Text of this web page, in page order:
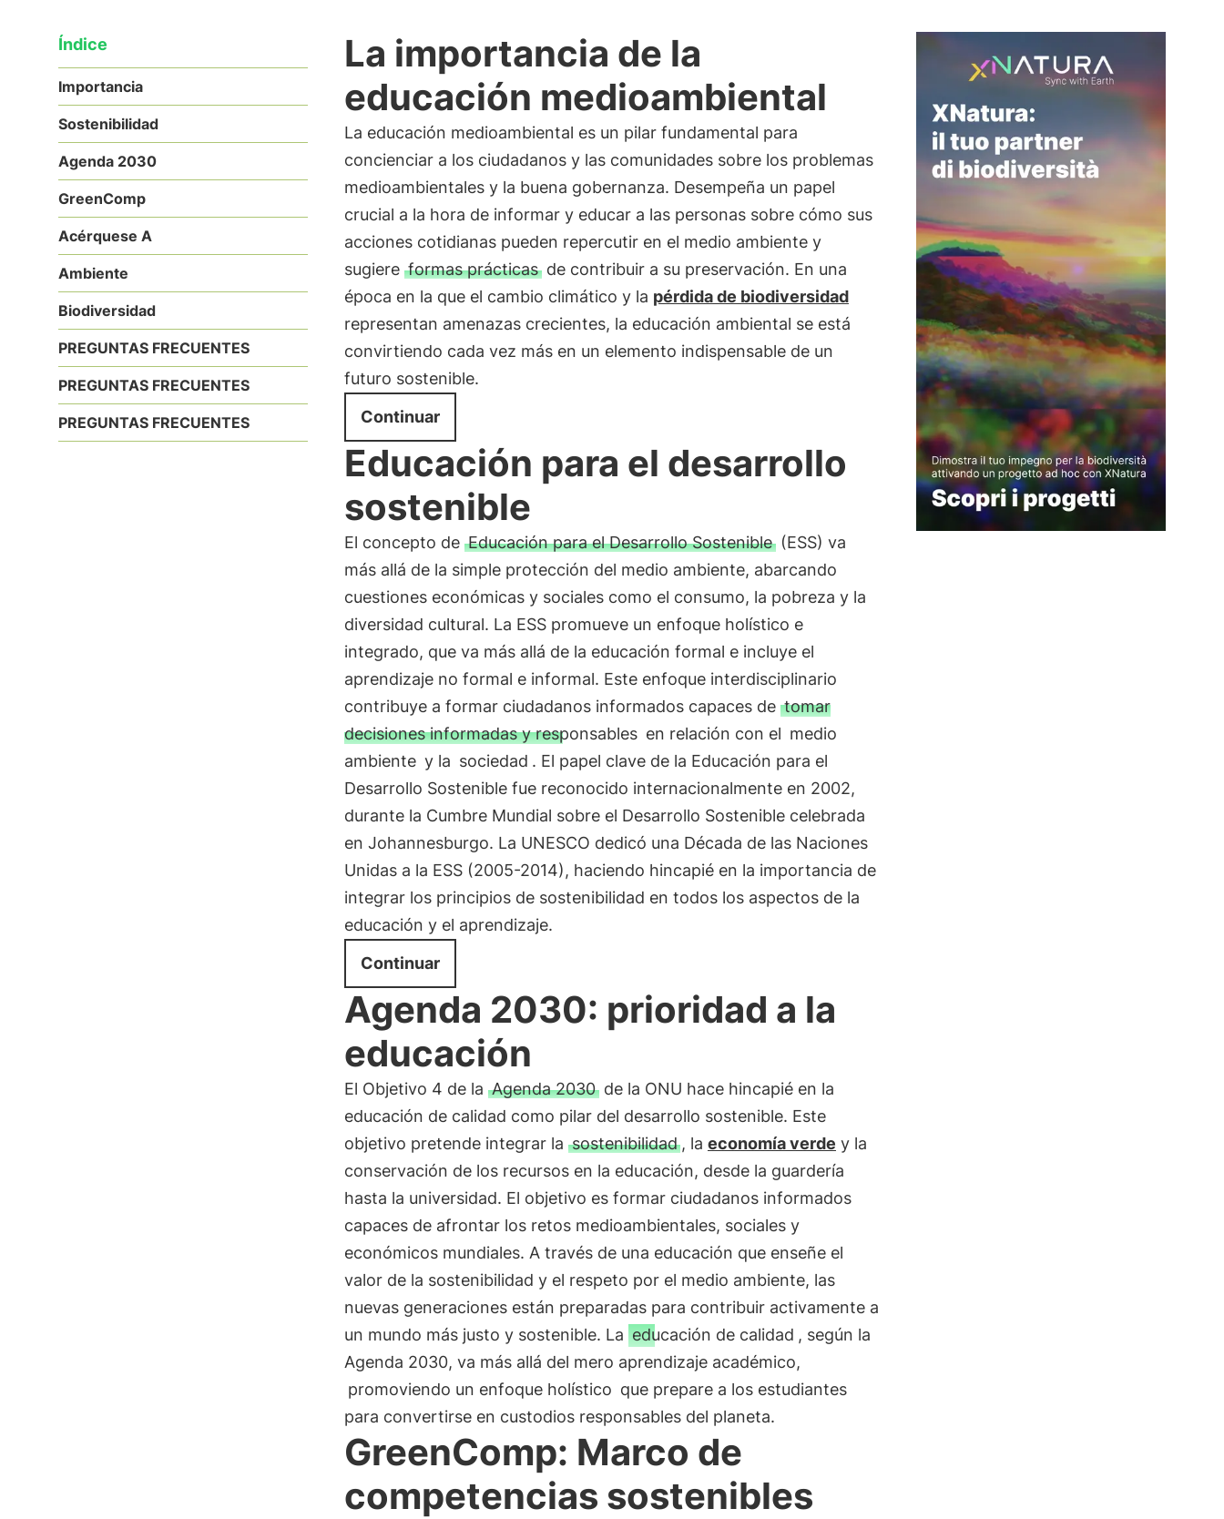
Índice
Importancia
Sostenibilidad
Agenda 2030
GreenComp
Acérquese A
Ambiente
Biodiversidad
PREGUNTAS FRECUENTES
PREGUNTAS FRECUENTES
PREGUNTAS FRECUENTES
La importancia de la
educación medioambiental
La educación medioambiental es un pilar fundamental para
concienciar a los ciudadanos y las comunidades sobre los problemas
medioambientales y la buena gobernanza. Desempeña un papel
crucial a la hora de informar y educar a las personas sobre cómo sus
acciones cotidianas pueden repercutir en el medio ambiente y
sugiere formas prácticasde contribuir a su preservación. En una
época en la que el cambio climático y la pérdida de biodiversidad
representan amenazas crecientes, la educación ambiental se está
convirtiendo cada vez más en un elemento indispensable de un
futuro sostenible.
Continuar
Educación para el desarrollo
sostenible
El concepto de Educación para el Desarrollo Sostenible(ESS) va
más allá de la simple protección del medio ambiente, abarcando
cuestiones económicas y sociales como el consumo, la pobreza y la
diversidad cultural. La ESS promueve un enfoque holístico e
integrado, que va más allá de la educación formal e incluye el
aprendizaje no formal e informal. Este enfoque interdisciplinario
contribuye a formar ciudadanos informados capaces de tomar
decisiones informadas y responsables en relación con el medio
ambiente y la sociedad . El papel clave de la Educación para el
Desarrollo Sostenible fue reconocido internacionalmente en 2002,
durante la Cumbre Mundial sobre el Desarrollo Sostenible celebrada
en Johannesburgo. La UNESCO dedicó una Década de las Naciones
Unidas a la ESS (2005-2014), haciendo hincapié en la importancia de
integrar los principios de sostenibilidad en todos los aspectos de la
educación y el aprendizaje.
Continuar
Agenda 2030: prioridad a la
educación
El Objetivo 4 de la Agenda 2030de la ONU hace hincapié en la
educación de calidad como pilar del desarrollo sostenible. Este
objetivo pretende integrar la sostenibilidad , la economía verde y la
conservación de los recursos en la educación, desde la guardería
hasta la universidad. El objetivo es formar ciudadanos informados
capaces de afrontar los retos medioambientales, sociales y
económicos mundiales. A través de una educación que enseñe el
valor de la sostenibilidad y el respeto por el medio ambiente, las
nuevas generaciones están preparadas para contribuir activamente a
un mundo más justo y sostenible. La educación de calidad , según la
Agenda 2030, va más allá del mero aprendizaje académico,
promoviendo un enfoque holístico que prepare a los estudiantes
para convertirse en custodios responsables del planeta.
GreenComp: Marco de
competencias sostenibles